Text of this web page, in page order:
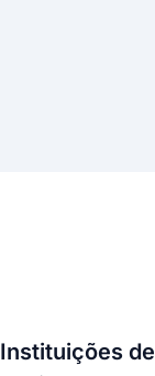
Instituições de